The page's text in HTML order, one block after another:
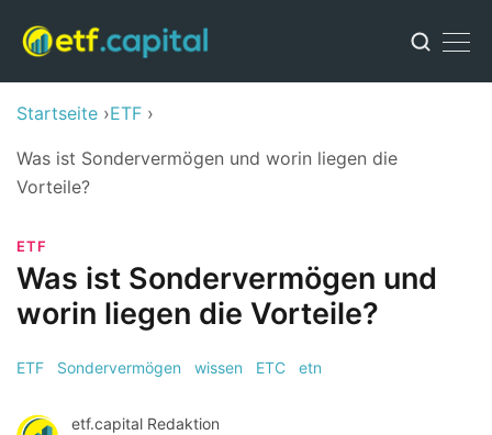
Startseite ETF
Was ist Sondervermögen und worin liegen die
Vorteile?
ETF
Was ist Sondervermögen und
worin liegen die Vorteile?
ETF Sondervermögen wissen ETC etn
etf.capital Redaktion